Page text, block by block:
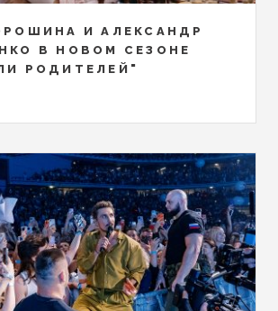
И АЛЕКСАНДР
В НОВОМ СЕЗОНЕ
РОДИТЕЛЕЙ"